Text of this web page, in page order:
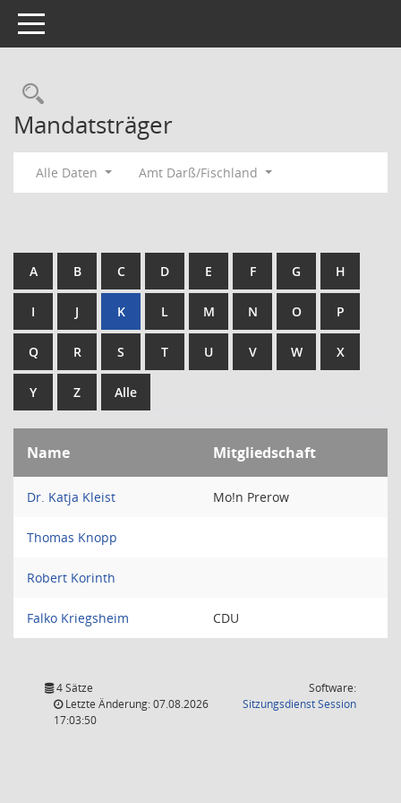
Toggle navigation
Rechercheauswahl
Mandatsträger
Alle Daten Amt Darß/Fischland
A B C D E F G H
I J K L M N O P
Q R S T U V W X
Y Z Alle
Name Mitgliedschaft
Dr. Katja Kleist Mo!n Prerow
Thomas Knopp
Robert Korinth
Falko Kriegsheim CDU
4 Sätze
Letzte Änderung: 07.08.2026
17:03:50
Software:
SitzungsdienstSession(Wird in